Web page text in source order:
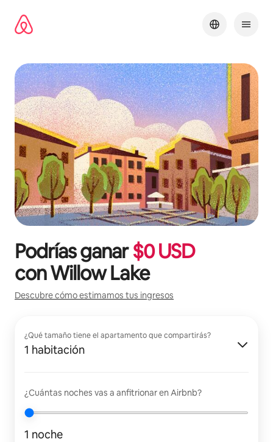
contenido
Podrías ganar$0USD
conWillow Lake
Descubre cómo estimamos tus ingresos
¿Qué tamaño tiene el apartamento que compartirás?
1 habitación
¿Cuántas noches vas a anfitrionar en Airbnb?
1 noche